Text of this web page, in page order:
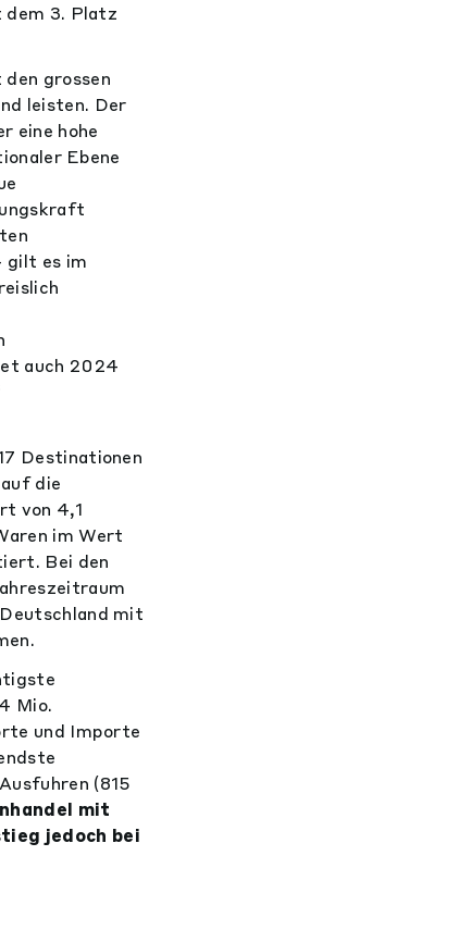
dem 3. Platz
grossen
leisten. Der
eine hohe
Ebene
gilt es im
auch 2024
Destinationen
die
von 4,1
im Wert
Bei den
mit
Mio.
und Importe
(815
mit
jedoch bei